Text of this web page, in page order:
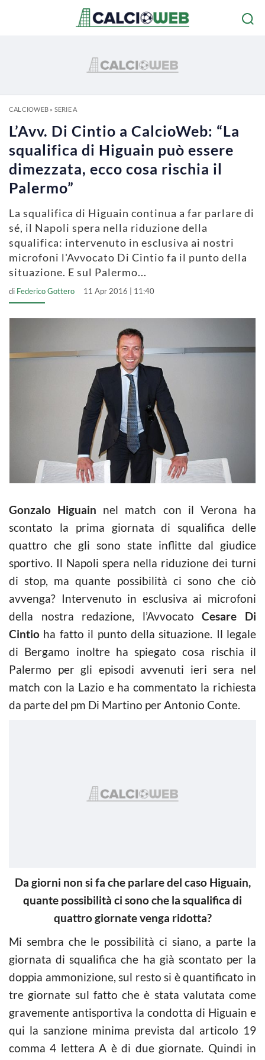
CALCIOWEB» SERIE A
L’Avv. Di Cintio a CalcioWeb: “La
squalifica di Higuain può essere
dimezzata, ecco cosa rischia il
Palermo”
La squalifica di Higuain continua a far parlare di
sé, il Napoli spera nella riduzione della
squalifica: intervenuto in esclusiva ai nostri
microfoni l'Avvocato Di Cintio fa il punto della
situazione. E sul Palermo...
di Federico Gottero 11 Apr 2016 | 11:40
Gonzalo Higuain nel match con il Verona ha
scontato la prima giornata di squalifica delle
quattro che gli sono state inflitte dal giudice
sportivo. Il Napoli spera nella riduzione dei turni
di stop, ma quante possibilità ci sono che ciò
avvenga? Intervenuto in esclusiva ai microfoni
della nostra redazione, l’AvvocatoCesare Di
Cintio ha fatto il punto della situazione. Il legale
di Bergamo inoltre ha spiegato cosa rischia il
Palermo per gli episodi avvenuti ieri sera nel
match con la Lazio e ha commentato la richiesta
da parte del pm Di Martino per Antonio Conte.
Da giorni non si fa che parlare del caso Higuain,
quante possibilità ci sono che la squalifica di
quattro giornate venga ridotta?
Mi sembra che le possibilità ci siano, a parte la
giornata di squalifica che ha già scontato per la
doppia ammonizione, sul resto si è quantificato in
tre giornate sul fatto che è stata valutata come
gravemente antisportiva la condotta di Higuain e
qui la sanzione minima prevista dal articolo 19
comma 4 lettera A è di due giornate. Quindi in